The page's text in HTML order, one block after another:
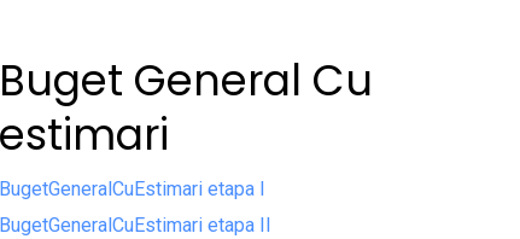
Buget General Cu
estimari
BugetGeneralCuEstimari etapa I
BugetGeneralCuEstimari etapa II